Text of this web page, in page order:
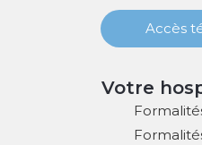
Accès
Votre